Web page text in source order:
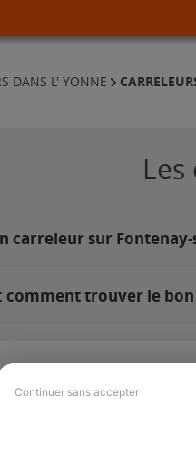
Continuer sans accepter
DANS L' YONNE
carreleur sur Fontenay-
comment trouver le
Pro
ça marche